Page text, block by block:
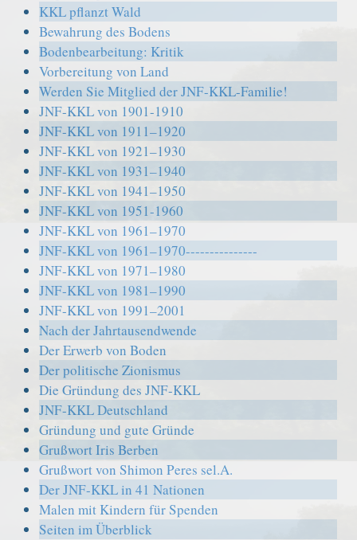
KKL pflanzt Wald
Bewahrung des Bodens
Bodenbearbeitung: Kritik
Vorbereitung von Land
Werden Sie Mitglied der JNF-KKL-Familie!
JNF-KKL von 1901-1910
JNF-KKL von 1911–1920
JNF-KKL von 1921–1930
JNF-KKL von 1931–1940
JNF-KKL von 1941–1950
JNF-KKL von 1951-1960
JNF-KKL von 1961–1970
JNF-KKL von 1961–1970---------------
JNF-KKL von 1971–1980
JNF-KKL von 1981–1990
JNF-KKL von 1991–2001
Nach der Jahrtausendwende
Der Erwerb von Boden
Der politische Zionismus
Die Gründung des JNF-KKL
JNF-KKL Deutschland
Gründung und gute Gründe
Grußwort Iris Berben
Grußwort von Shimon Peres sel.A.
Der JNF-KKL in 41 Nationen
Malen mit Kindern für Spenden
Seiten im Überblick